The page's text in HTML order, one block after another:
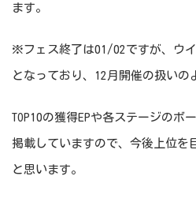
ます。
※フェス終了は01/02ですが、ウイ
となっており、12月開催の扱いの
TOP10の獲得EPや各ステージのボ
掲載していますので、今後上位を
と思います。